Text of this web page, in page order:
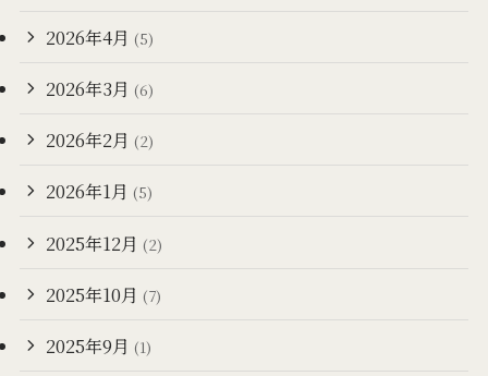
2026年4月 (5)
2026年3月 (6)
2026年2月 (2)
2026年1月 (5)
2025年12月 (2)
2025年10月 (7)
2025年9月 (1)